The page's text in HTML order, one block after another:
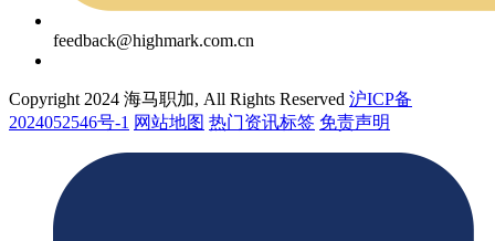
feedback@highmark.com.cn
Copyright 2024 海马职加, All Rights Reserved 沪ICP备
2024052546号-1 网站地图 热门资讯标签 免责声明